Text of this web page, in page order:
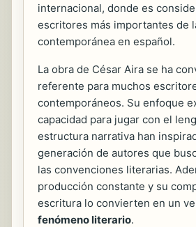
internacional, donde es
escritores más importantes de
contemporánea en español.
La obra de César Aira se ha
referente para muchos
contemporáneos. Su enfoque
capacidad para jugar con el
estructura narrativa han
generación de autores que
las convenciones literarias.
producción constante y su
escritura lo convierten en un
fenómeno literario.